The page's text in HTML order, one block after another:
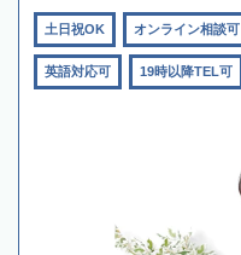
土日祝OK オンライン相談可
英語対応可 19時以降TEL可